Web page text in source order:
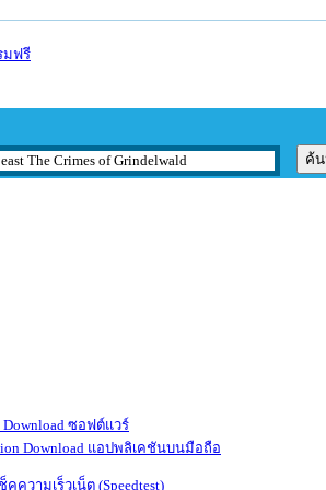
ซอฟต์แวร์
แอปพลิเคชันบนมือถือ
คความเร็วเน็ต (Speedtest)